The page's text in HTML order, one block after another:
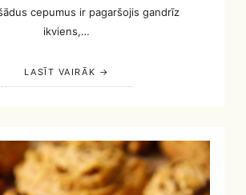
cepumus ir pagaršojis gandrīz
ikviens,…
LASĪT VAIRĀK